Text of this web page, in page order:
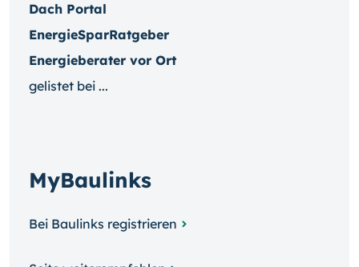
Dach Portal
EnergieSparRatgeber
Energieberater vor Ort
gelistet bei ...
MyBaulinks
Bei Baulinks registrieren